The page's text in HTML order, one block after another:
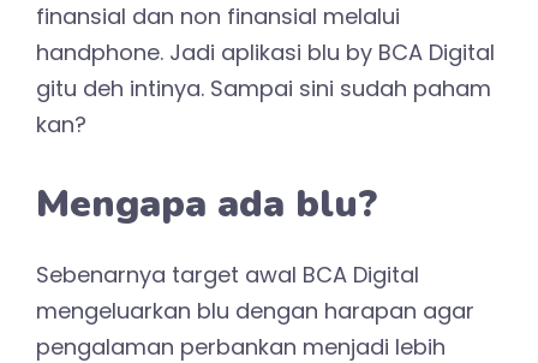
finansial dan non finansial melalui
handphone. Jadi aplikasi blu by BCA Digital
gitu deh intinya. Sampai sini sudah paham
kan?
Mengapa ada blu?
Sebenarnya target awal BCA Digital
mengeluarkan blu dengan harapan agar
pengalaman perbankan menjadi lebih